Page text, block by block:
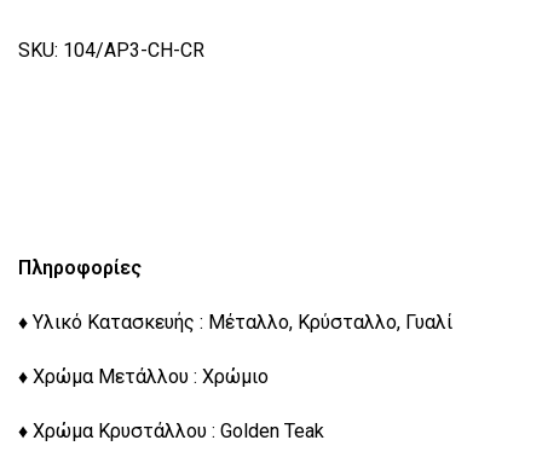
SKU: 104/AP3-CH-CR
Πληροφορίες
♦ Υλικό Κατασκευής : Μέταλλο, Κρύσταλλο, Γυαλί
♦ Χρώμα Μετάλλου : Χρώμιο
♦ Χρώμα Κρυστάλλου : Golden Teak